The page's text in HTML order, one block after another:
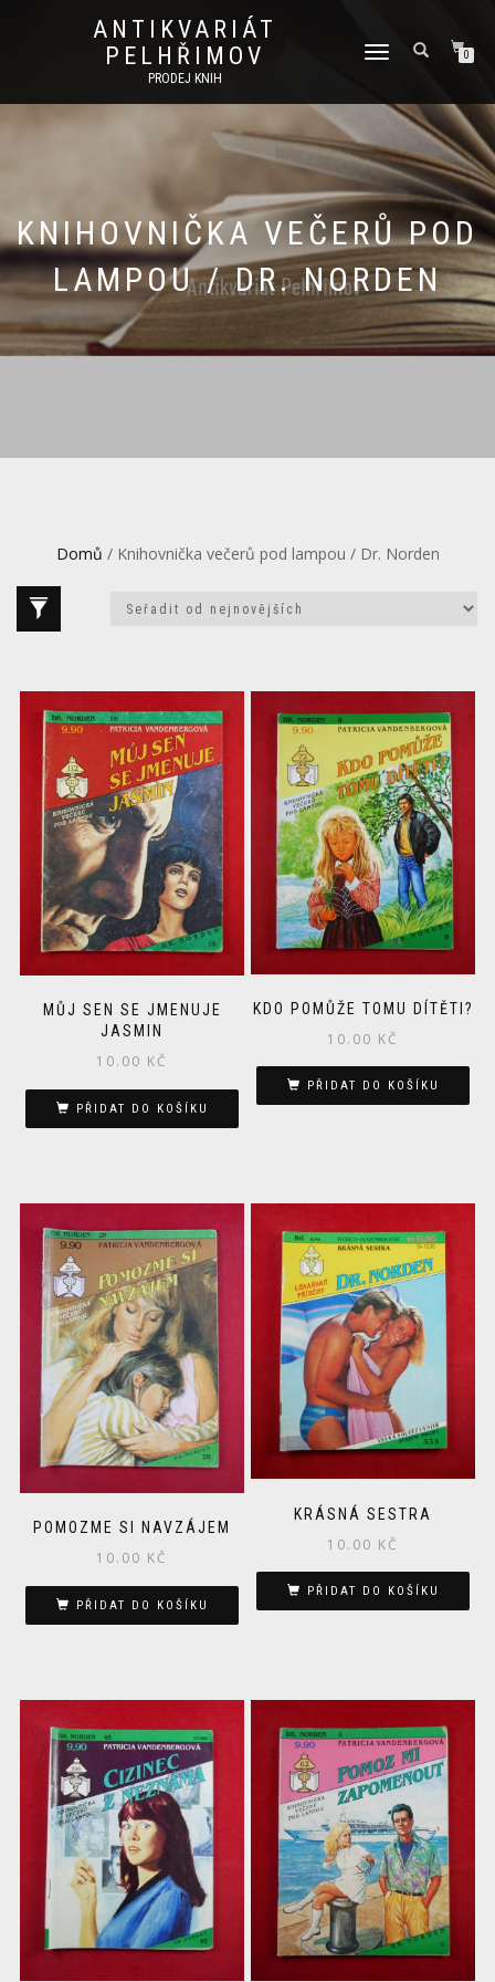
ANTIKVARIÁT
PELHŘIMOV
PRODEJ KNIH
PŘEPNOUT
0
KNIHOVNIČKA VEČERŮ POD
LAMPOU / DR. NORDEN
Domů / Knihovnička večerů pod lampou / Dr. Norden
MŮJ SEN SE JMENUJE
JASMIN
10.00 KČ
PŘIDAT DO KOŠÍKU
KDO POMŮŽE TOMU DÍTĚTI?
10.00 KČ
PŘIDAT DO KOŠÍKU
POMOZME SI NAVZÁJEM
10.00 KČ
PŘIDAT DO KOŠÍKU
KRÁSNÁ SESTRA
10.00 KČ
PŘIDAT DO KOŠÍKU